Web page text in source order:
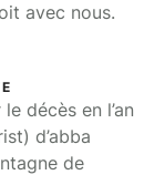
avec nous.
décès en l’an
d’abba
de